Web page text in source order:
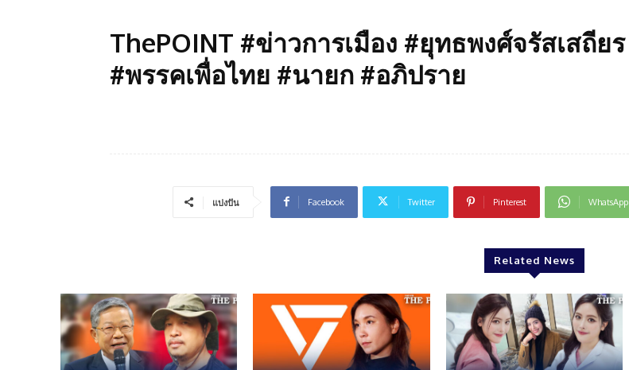
ThePOINT #ข่าวการเมือง #ยุทธพงศ์จรัสเสถียร
#พรรคเพื่อไทย #นายก #อภิปราย
แบ่งปัน Facebook Twitter Pinterest WhatsApp
Related News